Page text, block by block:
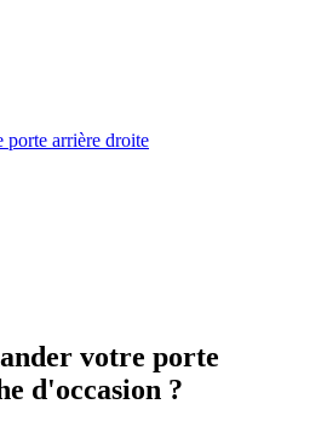
porte arrière droite
votre porte
d'occasion ?